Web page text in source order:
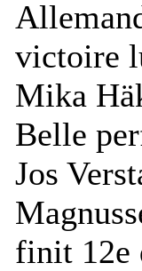
victoire
Mika
Belle
Jos
finit 12e